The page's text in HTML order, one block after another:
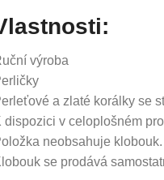
výroba
a zlaté korálky se
dispozici v celoplošném
neobsahuje klobouk.
se prodává